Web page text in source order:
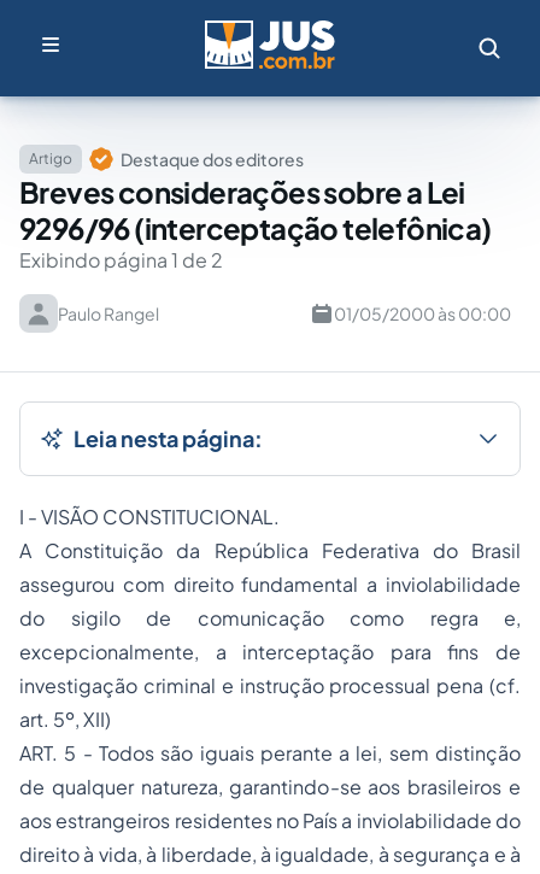
Artigo Destaque dos editores
Breves considerações sobre a Lei
9296/96 (interceptação telefônica)
Exibindo página 1 de 2
Paulo Rangel 01/05/2000 às 00:00
Leia nesta página:
I - VISÃO CONSTITUCIONAL.
A Constituição da República Federativa do Brasil
assegurou com direito fundamental a inviolabilidade
do sigilo de comunicação como regra e,
excepcionalmente, a interceptação para fins de
investigação criminal e instrução processual pena (cf.
art. 5º, XII)
ART. 5 - Todos são iguais perante a lei, sem distinção
de qualquer natureza, garantindo-se aos brasileiros e
aos estrangeiros residentes no País a inviolabilidade do
direito à vida, à liberdade, à igualdade, à segurança e à